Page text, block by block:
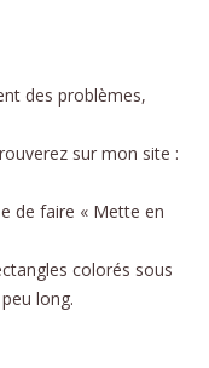
des problèmes,
sur mon site :
de faire « Mette en
colorés sous
long.